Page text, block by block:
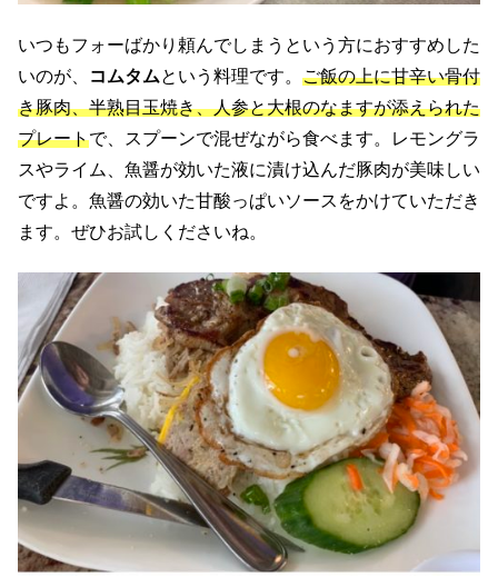
いつもフォーばかり頼んでしまうという方におすすめした
いのが、
コムタムという料理です。 ご飯の上に甘辛い骨付
き豚肉、半熟目玉焼き、人参と大根のなますが添えられた
プレートで、スプーンで混ぜながら食べます。レモングラ
スやライム、魚醤が効いた液に漬け込んだ豚肉が美味しい
ですよ。魚醤の効いた甘酸っぱいソースをかけていただき
ます。ぜひお試しくださいね。